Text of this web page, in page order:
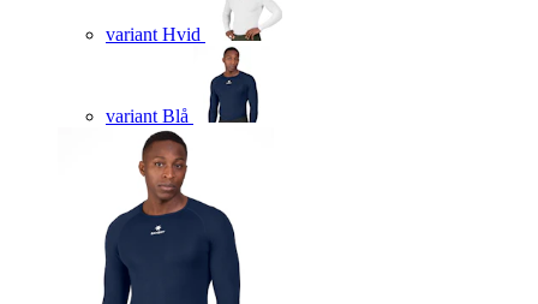
variant Hvid
variant Blå